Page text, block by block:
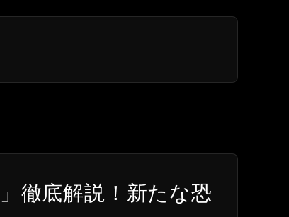
徹底解説！新たな恐